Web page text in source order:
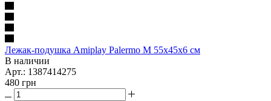
Лежак-подушка Amiplay Palermo M 55х45х6 см
В наличии
Арт.: 1387414275
480 грн